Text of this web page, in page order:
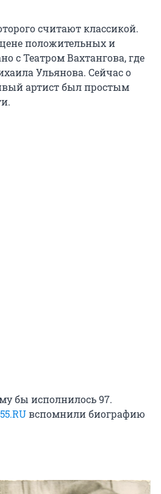
считают классикой.
положительных и
с Театром Вахтангова, где
Ульянова. Сейчас о
артист был простым
бы исполнилось 97.
вспомнили биографию